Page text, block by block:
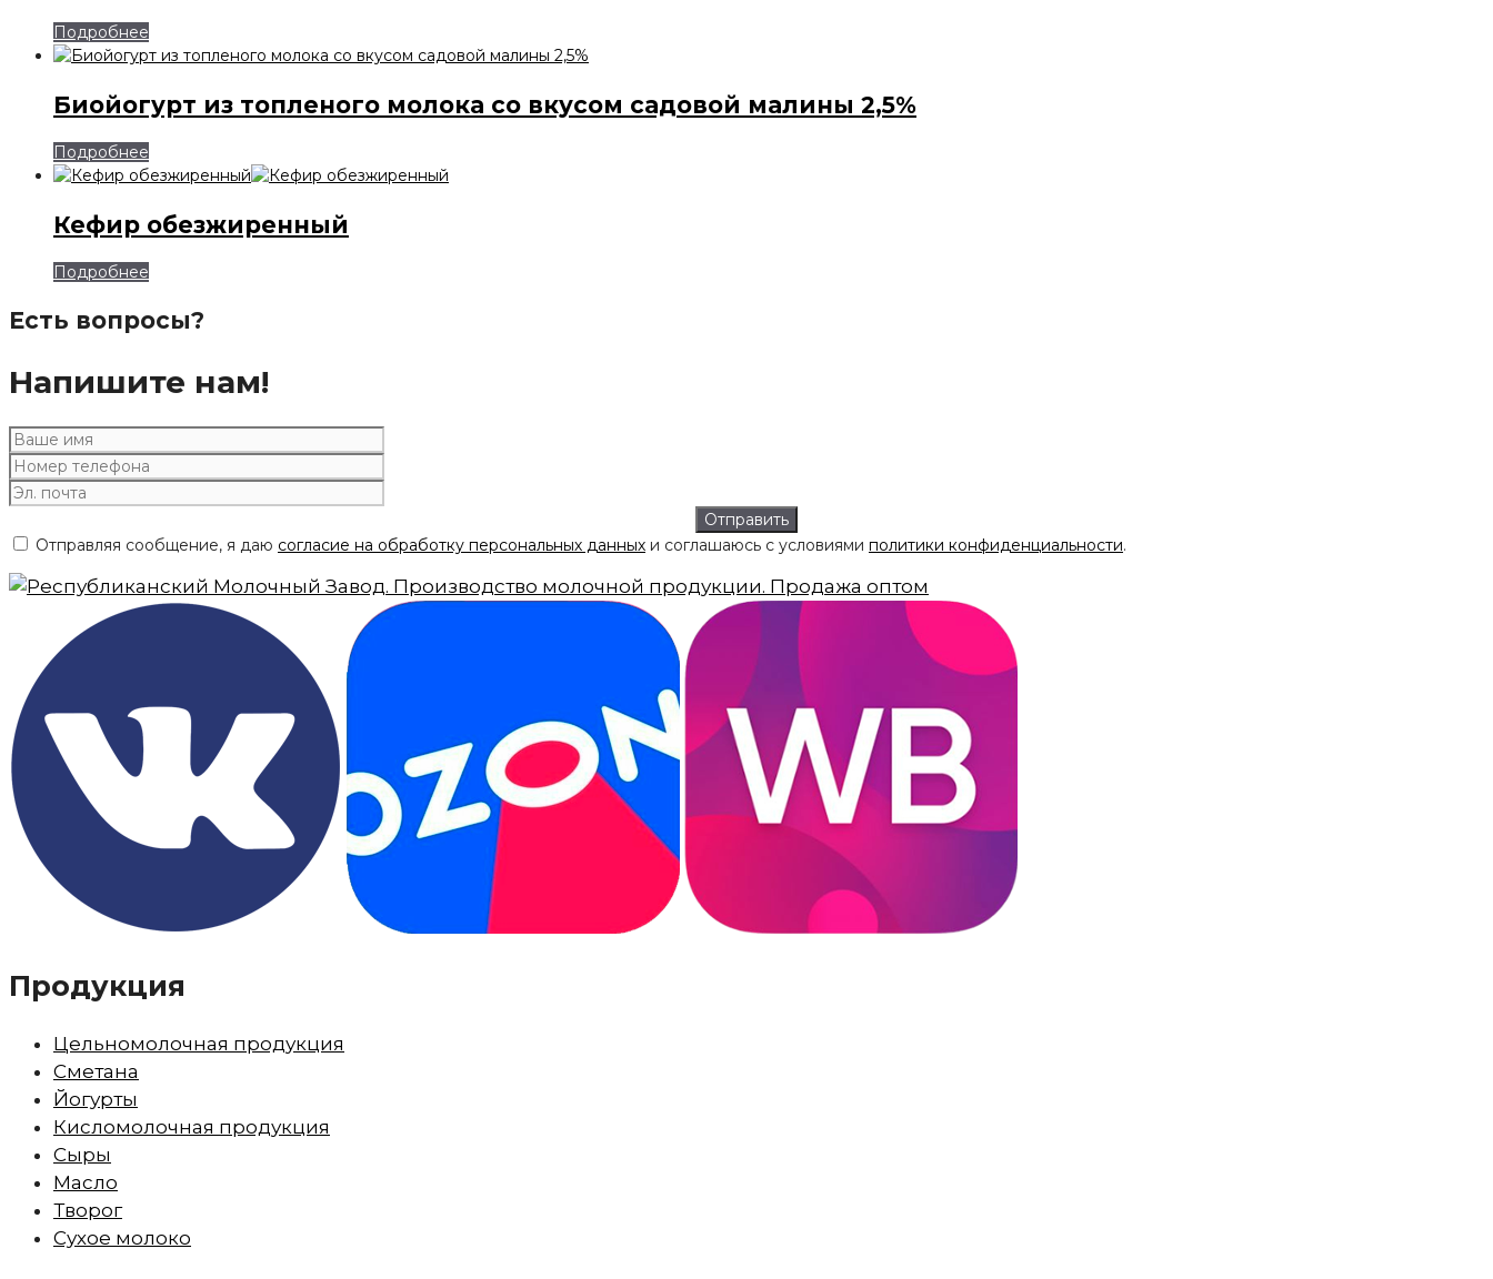
Подробнее
Биойогурт из топленого молока со вкусом садовой малины 2,5%
Подробнее
Кефир обезжиренный
Подробнее
Есть вопросы?
Напишите нам!
Отправляя сообщение, я даю согласие на обработку персональных данных и соглашаюсь с условиями политики конфиденциальности.
Продукция
Цельномолочная продукция
Сметана
Йогурты
Кисломолочная продукция
Сыры
Масло
Творог
Сухое молоко